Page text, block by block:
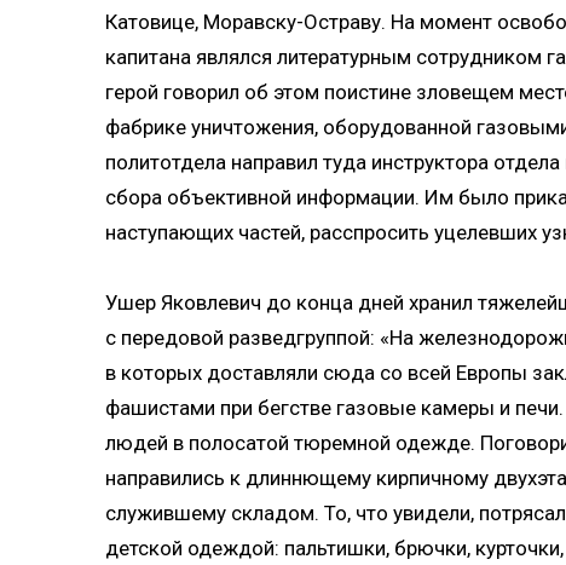
Катовице, Моравску-Остраву. На момент
капитана являлся литературным сотрудником
герой говорил об этом поистине зловещем
фабрике уничтожения, оборудованной
политотдела направил туда инструктора
сбора объективной информации. Им было
наступающих частей, расспросить уцелевших
Ушер Яковлевич до конца дней хранил
с передовой разведгруппой: «На
в которых доставляли сюда со всей Европы
фашистами при бегстве газовые камеры и
людей в полосатой тюремной одежде.
направились к длиннющему кирпичному
служившему складом. То, что увидели,
детской одеждой: пальтишки, брючки,